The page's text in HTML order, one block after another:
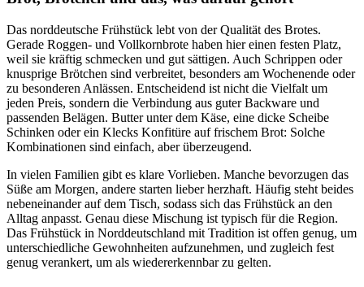
Das norddeutsche Frühstück lebt von der Qualität des Brotes.
Gerade Roggen- und Vollkornbrote haben hier einen festen Platz,
weil sie kräftig schmecken und gut sättigen. Auch Schrippen oder
knusprige Brötchen sind verbreitet, besonders am Wochenende oder
zu besonderen Anlässen. Entscheidend ist nicht die Vielfalt um
jeden Preis, sondern die Verbindung aus guter Backware und
passenden Belägen. Butter unter dem Käse, eine dicke Scheibe
Schinken oder ein Klecks Konfitüre auf frischem Brot: Solche
Kombinationen sind einfach, aber überzeugend.
In vielen Familien gibt es klare Vorlieben. Manche bevorzugen das
Süße am Morgen, andere starten lieber herzhaft. Häufig steht beides
nebeneinander auf dem Tisch, sodass sich das Frühstück an den
Alltag anpasst. Genau diese Mischung ist typisch für die Region.
Das Frühstück in Norddeutschland mit Tradition ist offen genug, um
unterschiedliche Gewohnheiten aufzunehmen, und zugleich fest
genug verankert, um als wiedererkennbar zu gelten.